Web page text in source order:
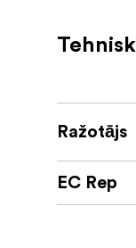
Ražotājs
EC Rep